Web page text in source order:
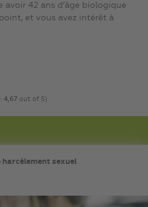
avoir 42 ans d’âge biologique
et vous avez intérêt à
4,67 out of 5)
harcèlement sexuel